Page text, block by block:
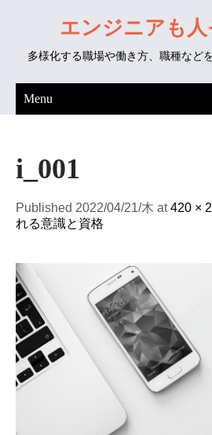
エンジニアも
多様化する職場や働き方、職種など
Menu
i_001
Published 2022/04/21/木 at420 ×
れる意識と資格